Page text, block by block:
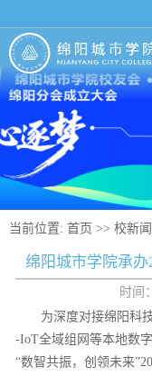
当前位置: 首页 >> 校新
绵阳城市学院承
时间
为深度对接绵阳科
-IoT全域组网等本地数
“数智共振，创领未来